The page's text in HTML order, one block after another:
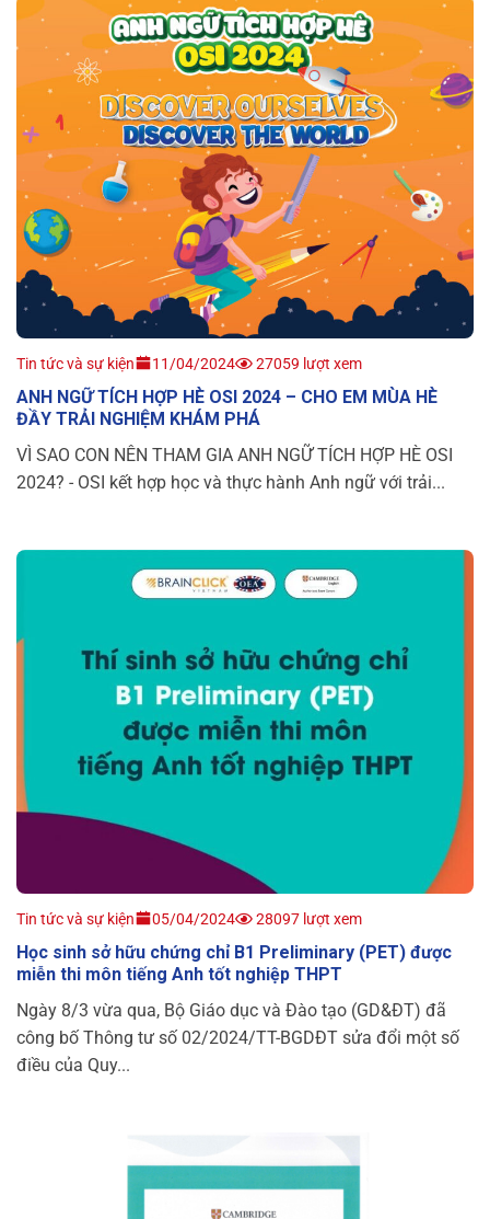
Tin tức và sự kiện 11/04/2024 27059 lượt xem
ANH NGỮ TÍCH HỢP HÈ OSI 2024 – CHO EM MÙA HÈ
ĐẦY TRẢI NGHIỆM KHÁM PHÁ
VÌ SAO CON NÊN THAM GIA ANH NGỮ TÍCH HỢP HÈ OSI
2024? - OSI kết hợp học và thực hành Anh ngữ với trải...
Tin tức và sự kiện 05/04/2024 28097 lượt xem
Học sinh sở hữu chứng chỉ B1 Preliminary (PET) được
miễn thi môn tiếng Anh tốt nghiệp THPT
Ngày 8/3 vừa qua, Bộ Giáo dục và Đào tạo (GD&ĐT) đã
công bố Thông tư số 02/2024/TT-BGDĐT sửa đổi một số
điều của Quy...